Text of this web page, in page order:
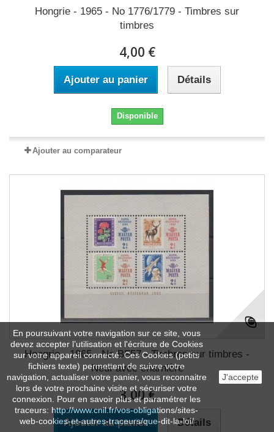
Hongrie - 1965 - No 1776/1779 - Timbres sur
timbres
4,00 €
Ajouter au panier Détails
Disponible
Ajouter au comparateur
Hongrie - 1965 - No BF57 - Timbres sur timbres -
Neuf avec charnière
3,00 €
Ajouter au panier Détails
En poursuivant votre navigation sur ce site, vous
devez accepter l’utilisation et l'écriture de Cookies
sur votre appareil connecté. Ces Cookies (petits
fichiers texte) permettent de suivre votre
navigation, actualiser votre panier, vous reconnaitre
lors de votre prochaine visite et sécuriser votre
connexion. Pour en savoir plus et paramétrer les
traceurs: http://www.cnil.fr/vos-obligations/sites-
web-cookies-et-autres-traceurs/que-dit-la-loi/
J'accepte